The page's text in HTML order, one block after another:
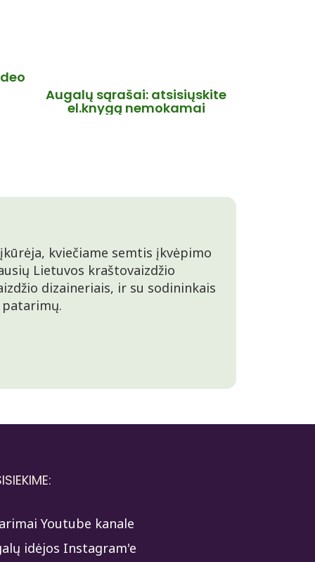
Augalų sąrašai: atsisiųskite
el.knygą nemokamai
kviečiame semtis įkvėpimo
Lietuvos kraštovaizdžio
dizaineriais, ir su sodininkais
Youtube kanale
idėjos Instagram'e